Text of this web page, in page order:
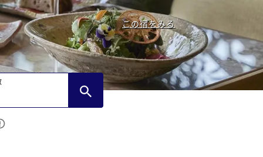
この宿をみる